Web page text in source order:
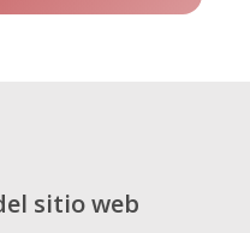
sitio web